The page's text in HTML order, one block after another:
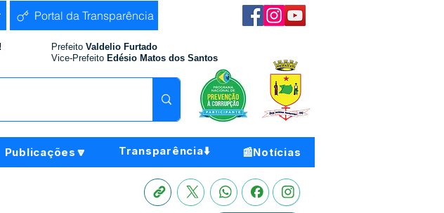
Portal da Transparência
Prefeito Valdelio Furtado
Vice-Prefeito Edésio Matos dos Santos
Publicações🔽 Transparência⬇️ 📰Notícias